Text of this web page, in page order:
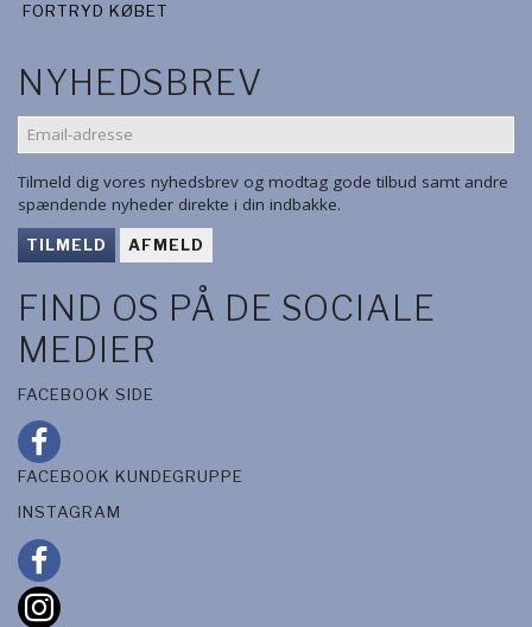
FORTRYD KØBET
NYHEDSBREV
EMAIL-
ADRESSE
Tilmeld dig vores nyhedsbrev og modtag gode tilbud samt andre
spændende nyheder direkte i din indbakke.
TILMELD AFMELD
FIND OS PÅ DE SOCIALE
MEDIER
FACEBOOK SIDE
FACEBOOK KUNDEGRUPPE
INSTAGRAM